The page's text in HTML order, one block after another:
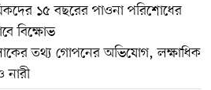
১৫ বছরের পাওনা পরিশোধের
বিক্ষোভ
তথ্য গোপনের অভিযোগ, লক্ষাধিক
নারী